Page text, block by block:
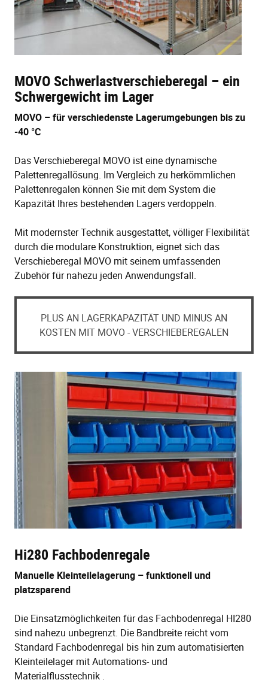
MOVO Schwerlastverschieberegal – ein
Schwergewicht im Lager
MOVO – für verschiedenste Lagerumgebungen bis zu
-40 °C
Das Verschieberegal MOVO ist eine dynamische
Palettenregallösung. Im Vergleich zu herkömmlichen
Palettenregalen können Sie mit dem System die
Kapazität Ihres bestehenden Lagers verdoppeln.
Mit modernster Technik ausgestattet, völliger Flexibilität
durch die modulare Konstruktion, eignet sich das
Verschieberegal MOVO mit seinem umfassenden
Zubehör für nahezu jeden Anwendungsfall.
PLUS AN LAGERKAPAZITÄT UND MINUS AN
KOSTEN MIT MOVO - VERSCHIEBEREGALEN
Hi280 Fachbodenregale
Manuelle Kleinteilelagerung – funktionell und
platzsparend
Die Einsatzmöglichkeiten für das Fachbodenregal HI280
sind nahezu unbegrenzt. Die Bandbreite reicht vom
Standard Fachbodenregal bis hin zum automatisierten
Kleinteilelager mit Automations- und
Materialflusstechnik .